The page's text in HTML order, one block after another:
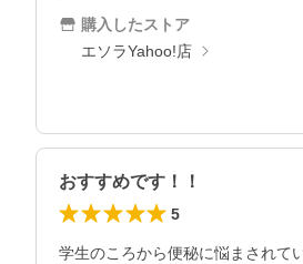
購入したストア
エソラYahoo!店
おすすめです！！
5
学生のころから便秘に悩まされて